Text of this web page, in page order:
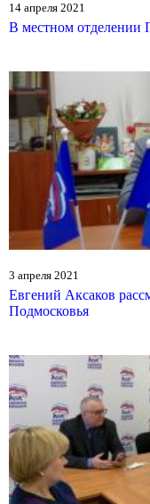
14 апреля 2021
В местном отделении
3 апреля 2021
Евгений Аксаков
Подмосковья